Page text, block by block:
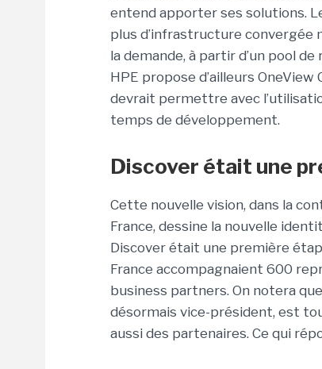
entend apporter ses solutions.
plus d’infrastructure convergée
la demande, à partir d’un pool
HPE propose d’ailleurs
devrait permettre avec
temps de développement.
Discover était une
Cette nouvelle vision, dans la
France, dessine la nouvelle
Discover était une première
France accompagnaient 600
business partners. On notera
désormais vice-président, est
aussi des partenaires. Ce qui